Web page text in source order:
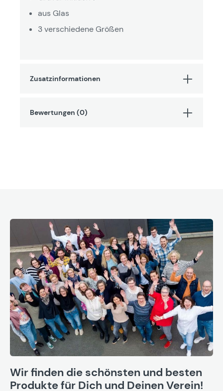
aus Glas
3 verschiedene Größen
Zusatzinformationen
Bewertungen (0)
Wir finden die schönsten und besten
Produkte für Dich und Deinen Verein!